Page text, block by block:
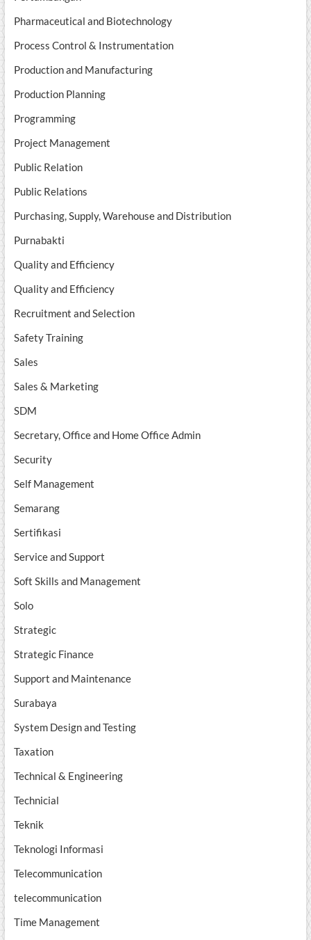
Pharmaceutical and Biotechnology
Process Control & Instrumentation
Production and Manufacturing
Production Planning
Programming
Project Management
Public Relation
Public Relations
Purchasing, Supply, Warehouse and Distribution
Purnabakti
Quality and Efficiency
Quality and Efficiency
Recruitment and Selection
Safety Training
Sales
Sales & Marketing
SDM
Secretary, Office and Home Office Admin
Security
Self Management
Semarang
Sertifikasi
Service and Support
Soft Skills and Management
Solo
Strategic
Strategic Finance
Support and Maintenance
Surabaya
System Design and Testing
Taxation
Technical & Engineering
Technicial
Teknik
Teknologi Informasi
Telecommunication
telecommunication
Time Management